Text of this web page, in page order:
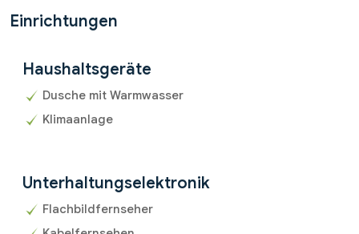
Einrichtungen
Haushaltsgeräte
Dusche mit Warmwasser
Klimaanlage
Unterhaltungselektronik
Flachbildfernseher